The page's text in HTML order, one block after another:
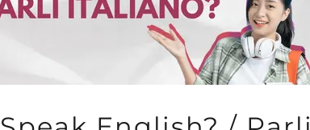
I NOSTRI SERVIZI